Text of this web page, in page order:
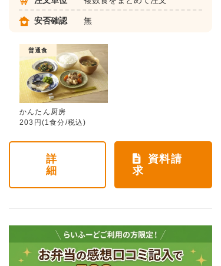
安否確認 無
普通食
かんたん厨房
203円(1食分/税込)
詳
細
資料請
求